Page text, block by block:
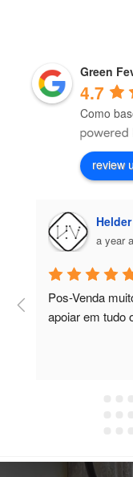
Green
4.7
Como
review
Helder
a year ago
Pos-Venda muito
apoiar em tudo o